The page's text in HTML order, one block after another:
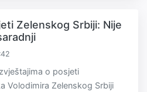
Zelenskog Srbiji: Nije
o posjeti
Volodimira Zelenskog Srbiji